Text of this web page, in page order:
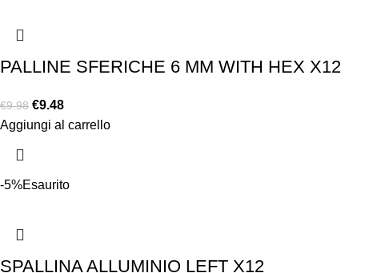
PALLINE SFERICHE 6 MM WITH HEX X12
€9.98 €9.48
Aggiungi al carrello
-5%Esaurito
SPALLINA ALLUMINIO LEFT X12